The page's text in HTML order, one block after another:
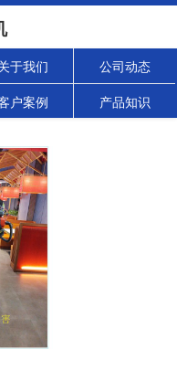
于我们 公司动态
户案例 产品知识